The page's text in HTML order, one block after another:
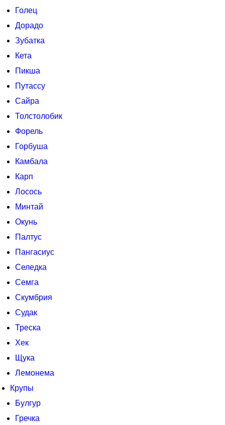
Голец
Дорадо
Зубатка
Кета
Пикша
Путассу
Сайра
Толстолобик
Форель
Горбуша
Камбала
Карп
Лосось
Минтай
Окунь
Палтус
Пангасиус
Селедка
Семга
Скумбрия
Судак
Треска
Хек
Щука
Лемонема
Крупы
Булгур
Гречка